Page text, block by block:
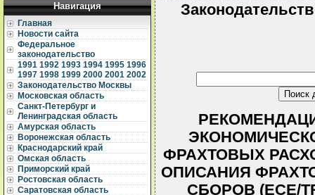
Навигация
Главная
Новости сайта
Федеральное
законодательство
1991 1992 1993 1994 1995 1996
1997 1998 1999 2000 2001 2002
Законодательство Москвы
Московская область
Санкт-Петербург и
Ленинградская область
Амурская область
Воронежская область
Краснодарский край
Омская область
Приморский край
Ростовская область
Саратовская область
ФРАХТОВЫХ
ОПИСАНИЯ
СБОРОВ (ECE/